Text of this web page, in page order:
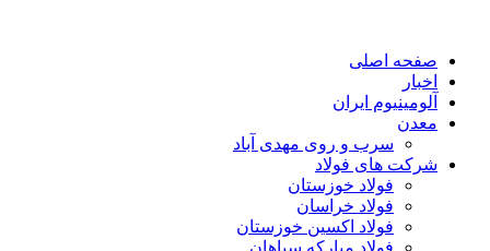
صفحه اصلی
اخبار
آلومینیوم ایران
معدن
سرب و روی مهدی آباد
شرکت های فولاد
فولاد خوزستان
فولاد خراسان
فولاد اکسین خوزستان
فولاد مبارکه سپاهان